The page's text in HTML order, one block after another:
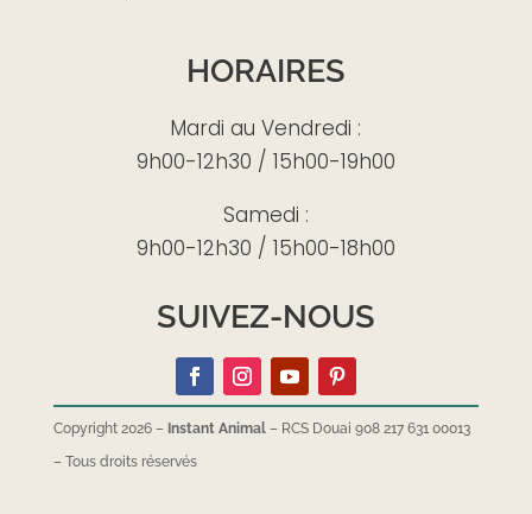
HORAIRES
Mardi au Vendredi :
9h00-12h30 / 15h00-19h00
Samedi :
9h00-12h30 / 15h00-18h00
SUIVEZ-NOUS
Copyright 2026 – Instant Animal– RCS Douai 908 217 631 00013
– Tous droits réservés